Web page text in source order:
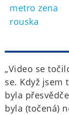
„Video se
se. Když jsem
byla
byla (točená)